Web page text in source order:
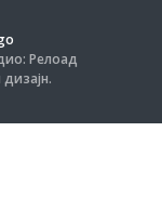
Релоад